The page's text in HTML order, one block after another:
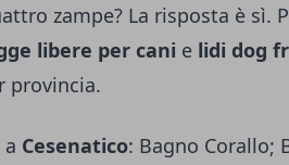
zampe? La risposta è sì.
libere per cani e lidi dog
provincia.
Cesenatico: Bagno Corallo;